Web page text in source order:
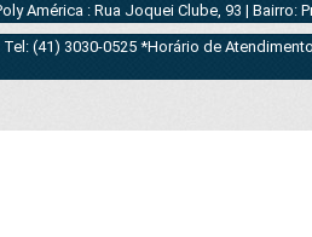
América : Rua Joquei Clube, 93 | Bairro:
(41) 3030-0525 *Horário de